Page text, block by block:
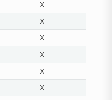
X
X
X
X
X
X